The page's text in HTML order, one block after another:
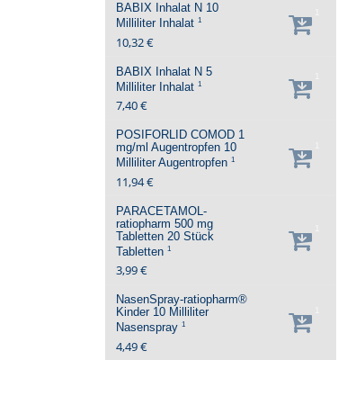
BABIX Inhalat N 10
Milliliter Inhalat 1
10,32 €
BABIX Inhalat N5
Milliliter Inhalat 1
7,40 €
POSIFORLID COMOD 1
mg/ml Augentropfen 10
MilliliterAugentropfen 1
11,94 €
PARACETAMOL-
ratiopharm 500 mg
Tabletten 20 Stück
Tabletten 1
3,99 €
NasenSpray-ratiopharm®
Kinder 10 Milliliter
Nasenspray 1
4,49 €